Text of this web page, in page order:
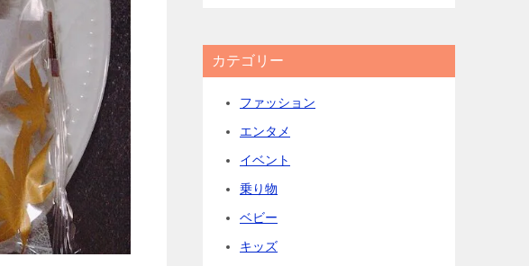
カテゴリー
ファッション
エンタメ
イベント
乗り物
ベビー
キッズ